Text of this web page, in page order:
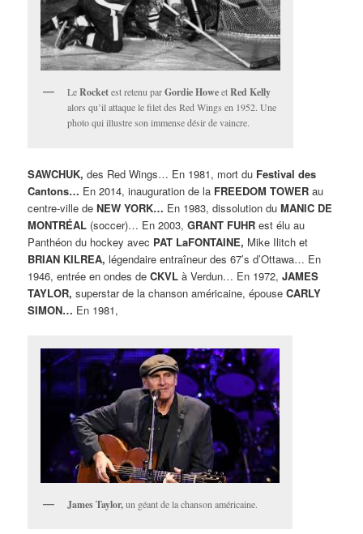
LeRocketest retenu parGordie HoweetRed Kelly
alors qu’il attaque le filet des Red Wings en 1952. Une
photo qui illustre son immense désir de vaincre.
SAWCHUK, des Red Wings… En 1981, mort du Festival des
Cantons… En 2014, inauguration de la FREEDOM TOWER au
centre-ville deNEW YORK… En 1983, dissolution duMANIC DE
MONTRÉAL (soccer)… En 2003,GRANT FUHR est élu au
Panthéon du hockey avec PAT LaFONTAINE, Mike Ilitch et
BRIAN KILREA, légendaire entraîneur des 67’s d’Ottawa… En
1946, entrée en ondes deCKVL à Verdun… En 1972,JAMES
TAYLOR, superstar de la chanson américaine, épouseCARLY
SIMON… En 1981,
James Taylor,un géant de la chanson américaine.